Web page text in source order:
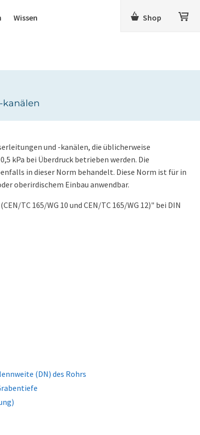
Wissen Shop
kanälen
und -kanälen, die üblicherweise
kPa bei Überdruck betrieben werden. Die
in dieser Norm behandelt. Diese Norm ist für in
oberirdischem Einbau anwendbar.
TC 165/WG 10 und CEN/TC 165/WG 12)" bei DIN
(DN) des Rohrs